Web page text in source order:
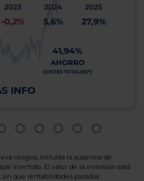
2023
-0,2%
2024
5,6%
2025
27,9%
41,94%
AHORRO
COSTES TOTALES(*)
INFO
riesgos, incluida la ausencia de
invertido. El valor de la inversión está
que rentabilidades pasadas